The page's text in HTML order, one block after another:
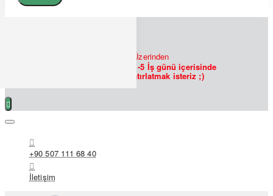
Üzerinden
Siparişlerin 1-5 İş günü içerisinde
hazırlanmakta olduğunu hatırlatmak isteriz ;)
+90 507 111 68 40
İletişim